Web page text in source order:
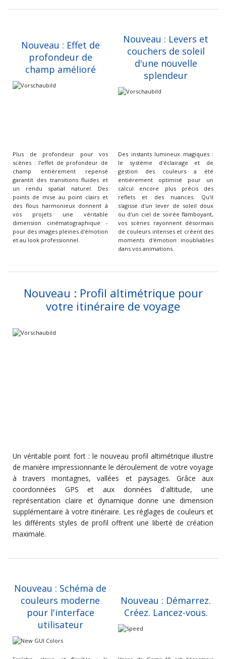
Nouveau : Effet de
profondeur de
champ amélioré
Nouveau : Levers et
couchers de soleil
d'une nouvelle
splendeur
Plus de profondeur pour vos
scènes : l'effet de profondeur de
champ entièrement repensé
garantit des transitions fluides et
un rendu spatial naturel. Des
points de mise au point clairs et
des flous harmonieux donnent à
vos projets une véritable
dimension cinématographique -
pour des images pleines d'émotion
et au look professionnel.
Des instants lumineux magiques :
le système d'éclairage et de
gestion des couleurs a été
entièrement optimisé pour un
calcul encore plus précis des
reflets et des nuances. Qu'il
s'agisse d'un lever de soleil doux
ou d'un ciel de soirée flamboyant,
vos scènes rayonnent désormais
de couleurs intenses et créent des
moments d'émotion inoubliables
dans vos animations.
Nouveau : Profil altimétrique pour
votre itinéraire de voyage
Un véritable point fort : le nouveau profil altimétrique illustre
de manière impressionnante le déroulement de votre voyage
à travers montagnes, vallées et paysages. Grâce aux
coordonnées GPS et aux données d'altitude, une
représentation claire et dynamique donne une dimension
supplémentaire à votre itinéraire. Les réglages de couleurs et
les différents styles de profil offrent une liberté de création
maximale.
Nouveau : Schéma de
couleurs moderne
pour l'interface
utilisateur
Nouveau : Démarrez.
Créez. Lancez-vous.